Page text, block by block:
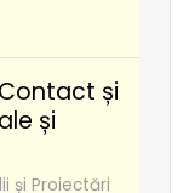
și
și
și Proiectări